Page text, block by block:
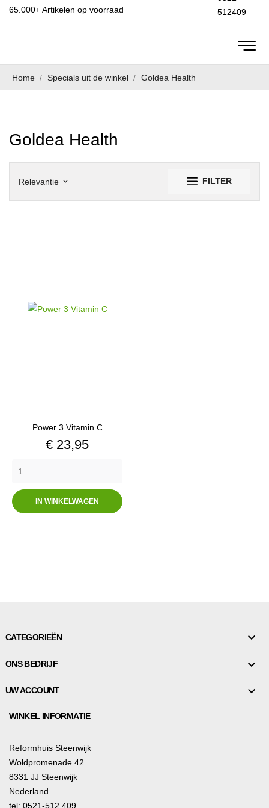
65.000+Artikelen op voorraad
512409
Home Specials uit de winkel Goldea Health
Goldea Health
Relevantie keyboard_arrow_down FILTER
Power 3 Vitamin C
Prijs
€ 23,95
IN WINKELWAGEN
CATEGORIEËN 
ONS BEDRIJF 
UW ACCOUNT 
WINKEL INFORMATIE
Reformhuis Steenwijk
Woldpromenade 42
8331 JJ Steenwijk
Nederland
tel: 0521-512 409